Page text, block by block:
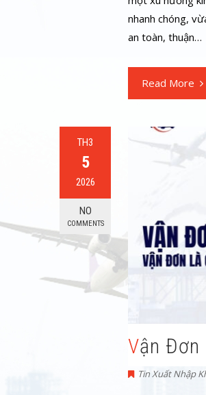
nhanh chóng,
an toàn, thuận…
Read More
TH3
5
2026
NO
COMMENTS
Vận
Tin Xuất Nhập